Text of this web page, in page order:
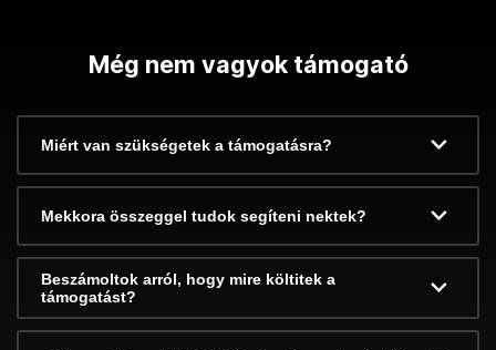
Még nem vagyok támogató
Miért van szükségetek a támogatásra?
Mekkora összeggel tudok segíteni nektek?
Beszámoltok arról, hogy mire költitek a
támogatást?